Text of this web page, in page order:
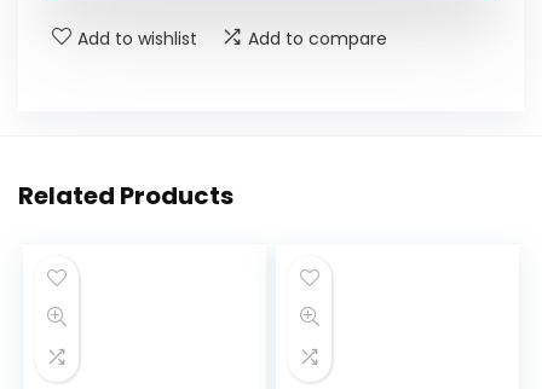
Add to wishlist Add to compare
Related Products